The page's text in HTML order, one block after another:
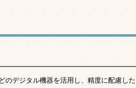
のデジタル機器を活用し、精度に配慮した